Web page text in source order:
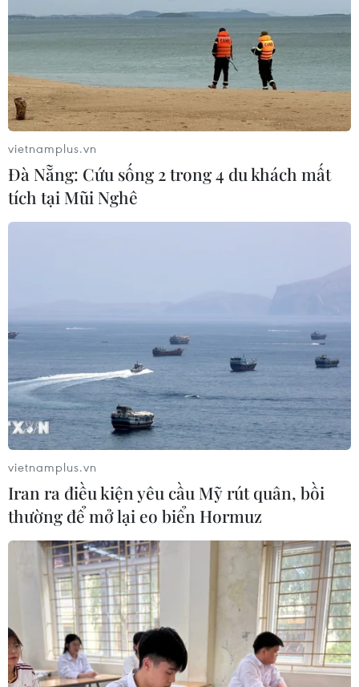
bụi do thi công Sân bay Long Thành
Bộ Giao thông Vận tải yêu cầu ACV chỉ đạo các nhà
thầu thực hiện nghiêm túc, đầy đủ các giải pháp đảm
bảo an toàn, vệ sinh lao động, môi trường trong thi công
Dự án Sân bay Quốc tế Long Thành.
Ô nhiễm bụi tại sân bay Long
Thành
18/03/2024 13:43
Bụi phát sinh tại công trường sân bay Long Thành. (Ảnh:
Công Phong/TTXVN)
vietnamplus.vn
Đà Nẵng: Cứu sống 2 trong 4 du khách mất
tích tại Mũi Nghê
vietnamplus.vn
Iran ra điều kiện yêu cầu Mỹ rút quân, bồi
thường để mở lại eo biển Hormuz